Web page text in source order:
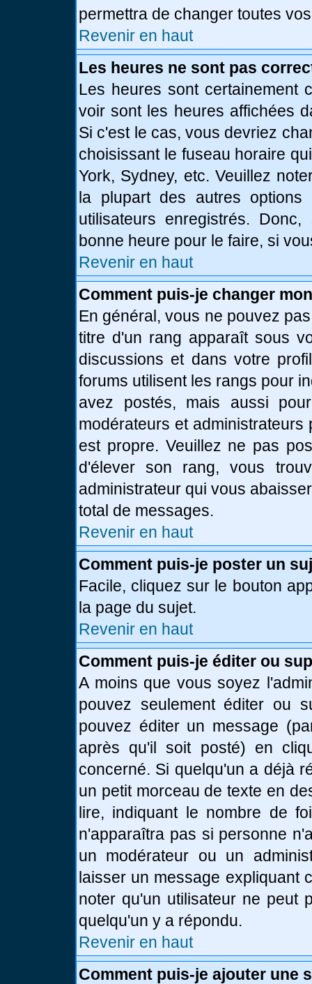
permettra de changer toutes
Revenir en haut
Les heures ne sont pas
Les heures sont certainement
voir sont les heures affichées
Si c'est le cas, vous devriez
choisissant le fuseau horaire
York, Sydney, etc. Veuillez
la plupart des autres options
utilisateurs enregistrés.
bonne heure pour le faire, si
Revenir en haut
Comment puis-je changer
En général, vous ne pouvez
titre d'un rang apparaît sous
discussions et dans votre
forums utilisent les rangs pour
avez postés, mais aussi
modérateurs et
est propre. Veuillez ne pas
d'élever son rang, vous
administrateur qui vous
total de messages.
Revenir en haut
Comment puis-je poster un
Facile, cliquez sur le bouton
la page du sujet.
Revenir en haut
Comment puis-je éditer ou
A moins que vous soyez
pouvez seulement éditer ou
pouvez éditer un message
après qu'il soit posté) en
concerné. Si quelqu'un a déjà
un petit morceau de texte en
lire, indiquant le nombre de
n'apparaîtra pas si personne
un modérateur ou un
laisser un message expliquant
noter qu'un utilisateur ne peut
quelqu'un y a répondu.
Revenir en haut
Comment puis-je ajouter une